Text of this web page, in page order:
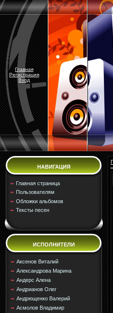
Главная
Регистрация
Вход
НАВИГАЦИЯ
Главная страница
Пользователям
Обложки альбомов
Тексты песен
ИСПОЛНИТЕЛИ
Аксенов Виталий
Александрова Марина
Андерс Алена
Андрианов Олег
Андрющенко Валерий
Асмолов Владимир